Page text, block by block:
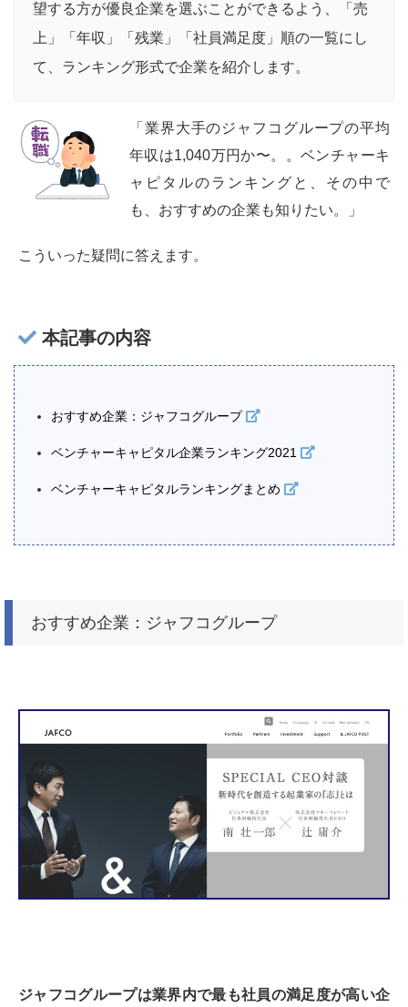
望する方が優良企業を選ぶことができるよう、「売
上」「年収」「残業」「社員満足度」順の一覧にし
て、ランキング形式で企業を紹介します。
「業界大手のジャフコグループの平均
年収は1,040万円か〜。。ベンチャーキ
ャピタルのランキングと、その中で
も、おすすめの企業も知りたい。」
こういった疑問に答えます。
本記事の内容
おすすめ企業：ジャフコグループ
ベンチャーキャピタル企業ランキング2021
ベンチャーキャピタルランキングまとめ
おすすめ企業：ジャフコグループ
ジャフコグループは業界内で最も社員の満足度が高い企